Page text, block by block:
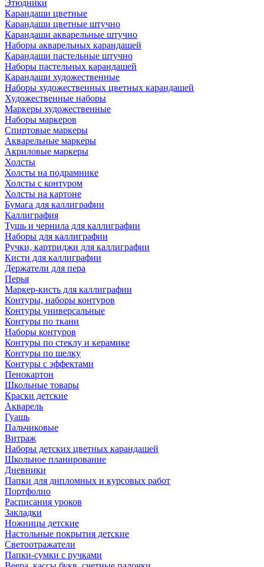
Этюдники
Карандаши цветные
Карандаши цветные штучно
Карандаши акварельные штучно
Наборы акварельных карандашей
Карандаши пастельные штучно
Наборы пастельных карандашей
Карандаши художественные
Наборы художественных цветных карандашей
Художественные наборы
Маркеры художественные
Наборы маркеров
Спиртовые маркеры
Акварельные маркеры
Акриловые маркеры
Холсты
Холсты на подрамнике
Холсты с контуром
Холсты на картоне
Бумага для каллиграфии
Каллиграфия
Тушь и чернила для каллиграфии
Наборы для каллиграфии
Ручки, картриджи для каллиграфии
Кисти для каллиграфии
Держатели для пера
Перья
Маркер-кисть для каллиграфии
Контуры, наборы контуров
Контуры универсальные
Контуры по ткани
Наборы контуров
Контуры по стеклу и керамике
Контуры по шелку
Контуры с эффектами
Пенокартон
Школьные товары
Краски детские
Акварель
Гуашь
Пальчиковые
Витраж
Наборы детских цветных карандашей
Школьное планирование
Дневники
Папки для дипломных и курсовых работ
Портфолио
Расписания уроков
Закладки
Ножницы детские
Настольные покрытия детские
Светоотражатели
Папки-сумки с ручками